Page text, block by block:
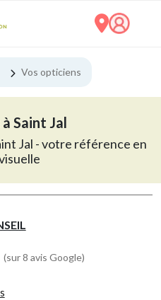
Vos opticiens
Saint Jal
Jal - votre référence en
(sur 8 avis Google)